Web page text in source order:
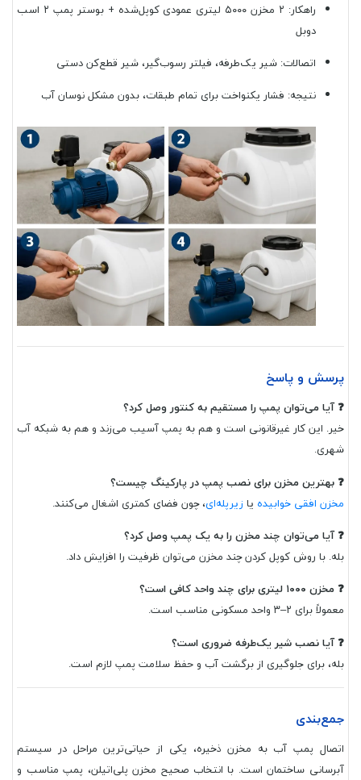
راهکار: ۲ مخزن ۵۰۰۰ لیتری عمودی کوپل‌شده + بوستر پمپ ۲ اسب
دوبل
اتصالات: شیر یک‌طرفه، فیلتر رسوب‌گیر، شیر قطع‌کن دستی
نتیجه: فشار یکنواخت برای تمام طبقات، بدون مشکل نوسان آب
پرسش و پاسخ
❓ آیا می‌توان پمپ را مستقیم به کنتور وصل کرد؟
خیر. این کار غیرقانونی است و هم به پمپ آسیب می‌زند و هم به شبکه آب
شهری.
❓ بهترین مخزن برای نصب پمپ در پارکینگ چیست؟
مخزن افقی خوابیده یا زیرپله‌ای، چون فضای کمتری اشغال می‌کنند.
❓ آیا می‌توان چند مخزن را به یک پمپ وصل کرد؟
بله. با روش کوپل کردن چند مخزن می‌توان ظرفیت را افزایش داد.
❓ مخزن ۱۰۰۰ لیتری برای چند واحد کافی است؟
معمولاً برای ۲–۳ واحد مسکونی مناسب است.
❓ آیا نصب شیر یک‌طرفه ضروری است؟
بله، برای جلوگیری از برگشت آب و حفظ سلامت پمپ لازم است.
جمع‌بندی
اتصال پمپ آب به مخزن ذخیره، یکی از حیاتی‌ترین مراحل در سیستم
آبرسانی ساختمان است. با انتخاب صحیح مخزن پلی‌اتیلن، پمپ مناسب و